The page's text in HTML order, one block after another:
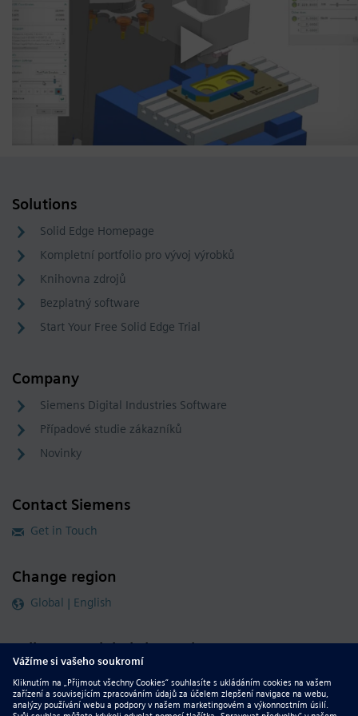
Solutions
Solid Edge Homepage
Kompletní portfolio pro vývoj výrobků
Knihovna zdrojů
Bezplatný software
Start Your Free Solid Edge Trial
Company
Siemens Digital Industries Software
Případové studie zákazníků
Novinky
Contact Siemens
Get in Touch
Change region
Global | English
Follow our global channels